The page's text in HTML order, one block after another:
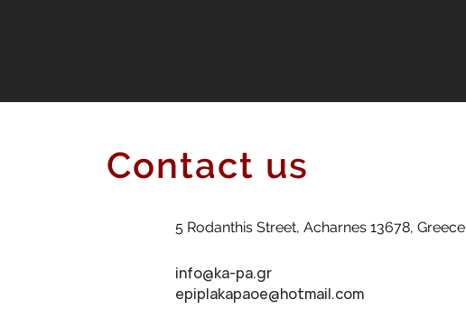
Contact us
5 Rodanthis Street, Acharnes 13678, Greece
info@ka-pa.gr
epiplakapaoe@hotmail.com